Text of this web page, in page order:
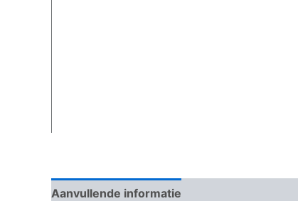
Aanvullende informatie